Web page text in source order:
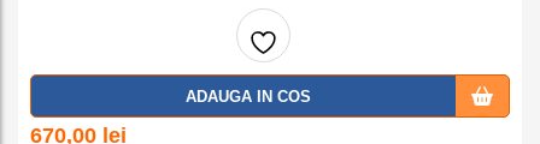
Adaug
ADAUGA IN COS
670,00 lei